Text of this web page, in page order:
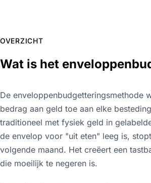
OVERZICHT
Wat is het
De enveloppenbudgetteringsmethode
bedrag aan geld toe aan elke
traditioneel met fysiek geld in
de envelop voor "uit eten" leeg is,
volgende maand. Het creëert een
die moeilijk te negeren is.